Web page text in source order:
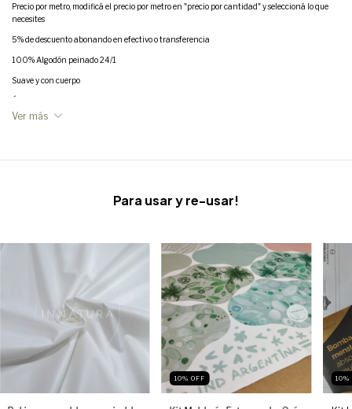
Precio por metro, modificá el precio por metro en "precio por cantidad" y seleccioná lo que
necesites
5% de descuento abonando en efectivo o transferencia
100% Algodón peinado 24/1
Suave y con cuerpo
Rinde aproximadamente 2,5m x 0,85cm Tubular (Ancho 170 cm)
Ver más
Para usar y re-usar!
10% OFF 10%